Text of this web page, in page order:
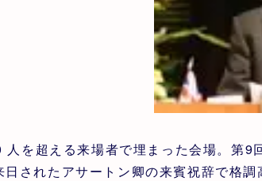
人を超える来場者で埋まった会場。第
日されたアサートン卿の来賓祝辞で格調